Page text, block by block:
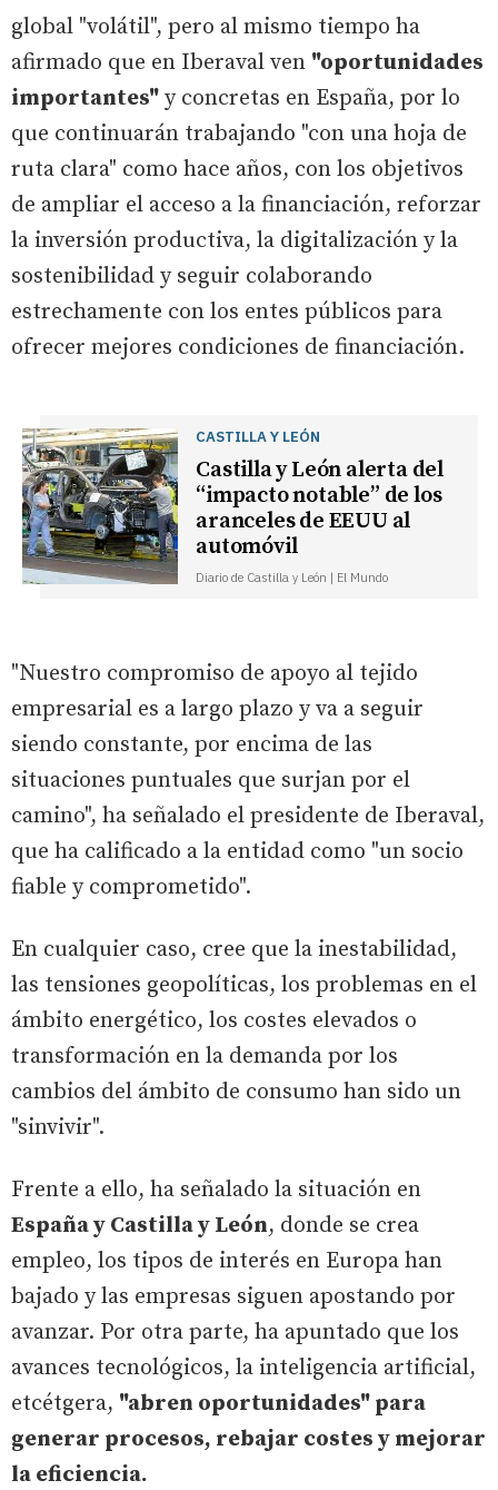
global "volátil", pero al mismo tiempo ha
afirmado que en Iberaval ven "oportunidades
importantes" y concretas en España, por lo
que continuarán trabajando "con una hoja de
ruta clara" como hace años, con los objetivos
de ampliar el acceso a la financiación, reforzar
la inversión productiva, la digitalización y la
sostenibilidad y seguir colaborando
estrechamente con los entes públicos para
ofrecer mejores condiciones de financiación.
CASTILLA Y LEÓN
Castilla y León alerta del
“impacto notable” de los
aranceles de EEUU al
automóvil
Diario de Castilla y León | El Mundo
"Nuestro compromiso de apoyo al tejido
empresarial es a largo plazo y va a seguir
siendo constante, por encima de las
situaciones puntuales que surjan por el
camino", ha señalado el presidente de Iberaval,
que ha calificado a la entidad como "un socio
fiable y comprometido".
En cualquier caso, cree que la inestabilidad,
las tensiones geopolíticas, los problemas en el
ámbito energético, los costes elevados o
transformación en la demanda por los
cambios del ámbito de consumo han sido un
"sinvivir".
Frente a ello, ha señalado la situación en
España y Castilla y León, donde se crea
empleo, los tipos de interés en Europa han
bajado y las empresas siguen apostando por
avanzar. Por otra parte, ha apuntado que los
avances tecnológicos, la inteligencia artificial,
etcétgera, "abren oportunidades" para
generar procesos, rebajar costes y mejorar
la eficiencia.